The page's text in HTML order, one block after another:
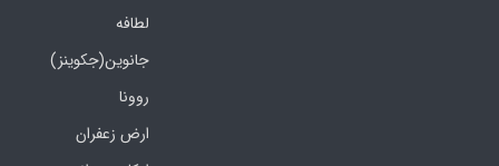
لطافه
جانوین(جکوینز)
روونا
ارض زعفران